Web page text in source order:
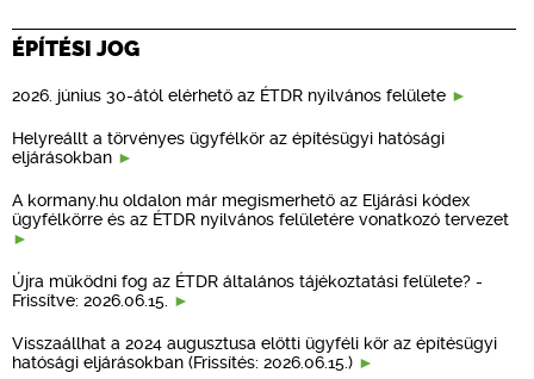
ÉPÍTÉSI JOG
2026. június 30-ától elérhető az ÉTDR nyilvános felülete
Helyreállt a törvényes ügyfélkör az építésügyi hatósági
eljárásokban
A kormany.hu oldalon már megismerhető az Eljárási kódex
ügyfélkörre és az ÉTDR nyilvános felületére vonatkozó tervezet
Újra működni fog az ÉTDR általános tájékoztatási felülete? -
Frissítve: 2026.06.15.
Visszaállhat a 2024 augusztusa előtti ügyféli kör az építésügyi
hatósági eljárásokban (Frissítés: 2026.06.15.)